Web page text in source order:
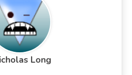
Long